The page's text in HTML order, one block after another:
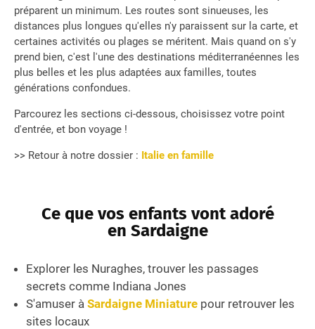
préparent un minimum. Les routes sont sinueuses, les
distances plus longues qu'elles n'y paraissent sur la carte, et
certaines activités ou plages se méritent. Mais quand on s'y
prend bien, c'est l'une des destinations méditerranéennes les
plus belles et les plus adaptées aux familles, toutes
générations confondues.
Parcourez les sections ci-dessous, choisissez votre point
d'entrée, et bon voyage !
>> Retour à notre dossier : Italie en famille
Ce que vos enfants vont adoré
en Sardaigne
Explorer les Nuraghes, trouver les passages
secrets comme Indiana Jones
S'amuser à Sardaigne Miniature pour retrouver les
sites locaux